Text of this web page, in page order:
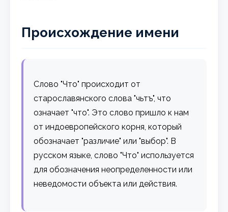
Происхождение имени
Слово "Что" происходит от
старославянского слова "чьтъ", что
означает "что". Это слово пришло к нам
от индоевропейского корня, который
обозначает "различие" или "выбор". В
русском языке, слово "Что" используется
для обозначения неопределенности или
неведомости объекта или действия.